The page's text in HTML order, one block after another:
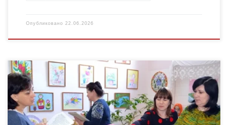
Опубликовано 22.06.2026
С 2014 года в МБОУДО «Центр детского творчества»
функционировали, в среднем, 18-20 объединений в год.